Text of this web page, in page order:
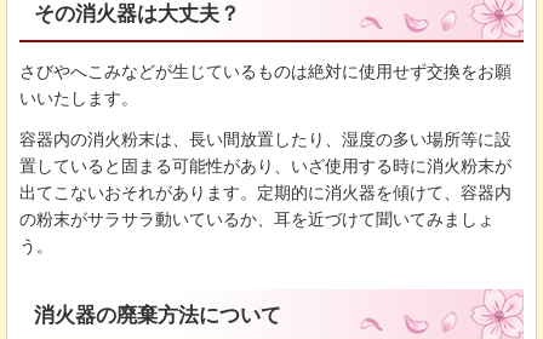
その消火器は大丈夫？
さびやへこみなどが生じているものは絶対に使用せず交換をお願
いいたします。
容器内の消火粉末は、長い間放置したり、湿度の多い場所等に設
置していると固まる可能性があり、いざ使用する時に消火粉末が
出てこないおそれがあります。定期的に消火器を傾けて、容器内
の粉末がサラサラ動いているか、耳を近づけて聞いてみましょ
う。
消火器の廃棄方法について